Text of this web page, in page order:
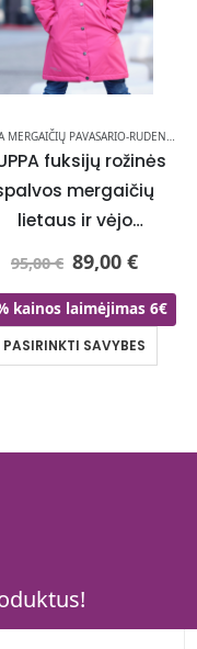
fuksijų rožinės
mergaičių
lietaus ir vėjo
nepraleidžianti
pavasario-rudens
striukė 40 gr su
apšiltinimu –
NAUDOJAME
95,00€ 89,00€
kainos laimėjimas 6€
PASIRINKTI SAVYBES